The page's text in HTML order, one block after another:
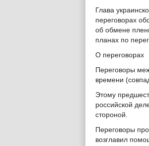
Глава
переговорах
об обмене
планах по
О переговорах
Переговоры
времени
Этому
российской
стороной.
Переговоры
возглавил